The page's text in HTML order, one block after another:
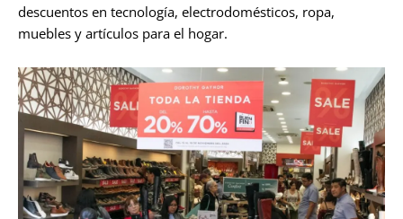
descuentos en tecnología, electrodomésticos, ropa,
muebles y artículos para el hogar.